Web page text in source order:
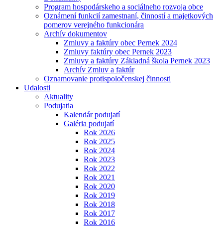
Program hospodárskeho a sociálneho rozvoja obce
Oznámení funkcií zamestnaní, činností a majetkových
pomerov verejného funkcionára
Archív dokumentov
Zmluvy a faktúry obec Pernek 2024
Zmluvy faktúry obec Pernek 2023
Zmluvy a faktúry Základná škola Pernek 2023
Archív Zmluv a faktúr
Oznamovanie protispoločenskej činnosti
Udalosti
Aktuality
Podujatia
Kalendár podujatí
Galéria podujatí
Rok 2026
Rok 2025
Rok 2024
Rok 2023
Rok 2022
Rok 2021
Rok 2020
Rok 2019
Rok 2018
Rok 2017
Rok 2016